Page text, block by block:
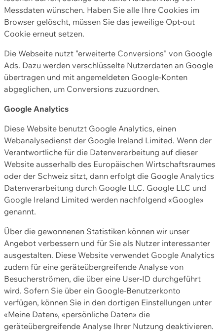
Messdaten wünschen. Haben Sie alle Ihre Cookies im
Browser gelöscht, müssen Sie das jeweilige Opt-out
Cookie erneut setzen.
Die Webseite nutzt "erweiterte Conversions" von Google
Ads. Dazu werden verschlüsselte Nutzerdaten an Google
übertragen und mit angemeldeten Google-Konten
abgeglichen, um Conversions zuzuordnen.
Google Analytics
Diese Website benutzt Google Analytics, einen
Webanalysedienst der Google Ireland Limited. Wenn der
Verantwortliche für die Datenverarbeitung auf dieser
Website ausserhalb des Europäischen Wirtschaftsraumes
oder der Schweiz sitzt, dann erfolgt die Google Analytics
Datenverarbeitung durch Google LLC. Google LLC und
Google Ireland Limited werden nachfolgend «Google»
genannt.
Über die gewonnenen Statistiken können wir unser
Angebot verbessern und für Sie als Nutzer interessanter
ausgestalten. Diese Website verwendet Google Analytics
zudem für eine geräteübergreifende Analyse von
Besucherströmen, die über eine User-ID durchgeführt
wird. Sofern Sie über ein Google-Benutzerkonto
verfügen, können Sie in den dortigen Einstellungen unter
«Meine Daten», «persönliche Daten» die
geräteübergreifende Analyse Ihrer Nutzung deaktivieren.